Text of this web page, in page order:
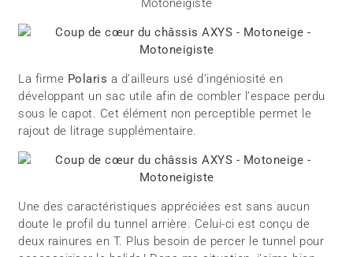
La firme Polaris a d’ailleurs usé d’ingéniosité en
développant un sac utile afin de combler l’espace perdu
sous le capot. Cet élément non perceptible permet le
rajout de litrage supplémentaire.
Une des caractéristiques appréciées est sans aucun
doute le profil du tunnel arrière. Celui-ci est conçu de
deux rainures en T. Plus besoin de percer le tunnel pour